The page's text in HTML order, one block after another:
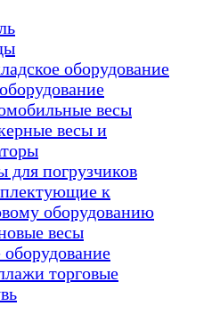
оборудование
весы
весы и
для погрузчиков
к
оборудованию
весы
оборудование
торговые